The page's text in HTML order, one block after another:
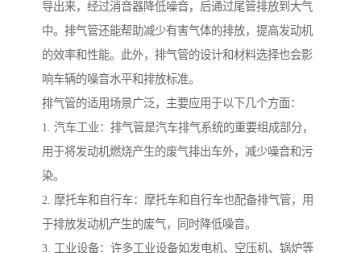
导出来，经过消音器降低噪音，后通过尾管排放到大气
中。排气管还能帮助减少有害气体的排放，提高发动机
的效率和性能。此外，排气管的设计和材料选择也会影
响车辆的噪音水平和排放标准。
排气管的适用场景广泛，主要应用于以下几个方面：
1. 汽车工业：排气管是汽车排气系统的重要组成部分，
用于将发动机燃烧产生的废气排出车外，减少噪音和污
染。
2. 摩托车和自行车：摩托车和自行车也配备排气管，用
于排放发动机产生的废气，同时降低噪音。
3. 工业设备：许多工业设备如发电机、空压机、锅炉等